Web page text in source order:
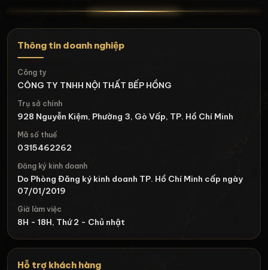
Thông tin doanh nghiệp
Công ty
CÔNG TY TNHH NỘI THẤT BẾP HỒNG
Trụ sở chính
928 Nguyễn Kiệm, Phường 3, Gò Vấp, TP. Hồ Chí Minh
Mã số thuế
0315462262
Đăng ký kinh doanh
Do Phòng Đăng ký kinh doanh TP. Hồ Chí Minh cấp ngày
07/01/2019
Giờ làm việc
8H - 18H, Thứ 2 - Chủ nhật
Hỗ trợ khách hàng